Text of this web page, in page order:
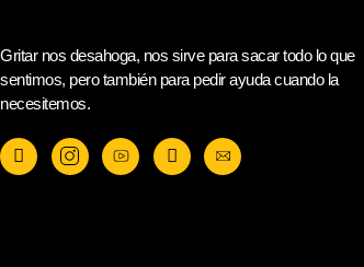
Gritar nos desahoga, nos sirve para sacar todo lo que
sentimos, pero también para pedir ayuda cuando la
necesitemos.